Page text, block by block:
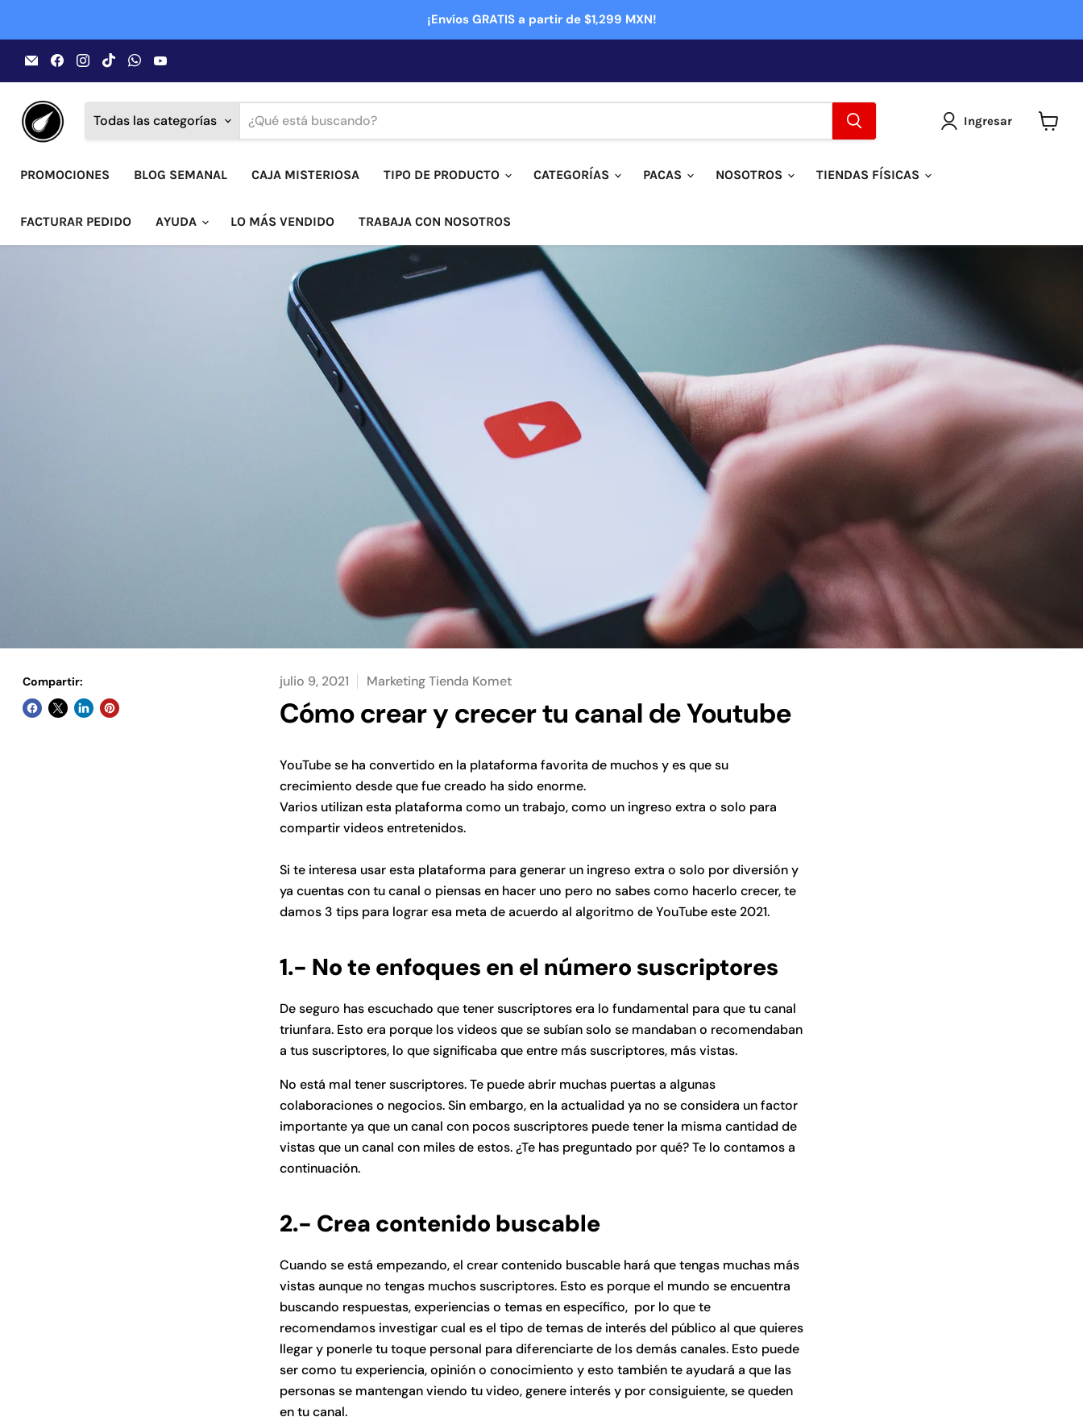
¡Envíos GRATIS a partir de $1,299 MXN!
Encuéntrenos
en
Correo
Encuéntrenos
en
Facebook
Encuéntrenos
en
Instagram
Encuéntrenos
en
TikTok
Encuéntrenos
en
WhatsApp
YouTube
Todas las categorías Ingresar
PROMOCIONES BLOG SEMANAL CAJA MISTERIOSA TIPO DE PRODUCTO CATEGORÍAS PACAS NOSOTROS TIENDAS FÍSICAS
FACTURAR PEDIDO AYUDA LO MÁS VENDIDO TRABAJA CON NOSOTROS
Compartir: julio 9, 2021 Marketing Tienda Komet
Cómo crear y crecer tu canal de Youtube
YouTube se ha convertido en la plataforma favorita de muchos y es que su
crecimiento desde que fue creado ha sido enorme.
Varios utilizan esta plataforma como un trabajo, como un ingreso extra o solo para
compartir videos entretenidos.
Si te interesa usar esta plataforma para generar un ingreso extra o solo por diversión y
ya cuentas con tu canal o piensas en hacer uno pero no sabes como hacerlo crecer, te
damos 3 tips para lograr esa meta de acuerdo al algoritmo de YouTube este 2021.
1.- No te enfoques en el número suscriptores
De seguro has escuchado que tener suscriptores era lo fundamental para que tu canal
triunfara. Esto era porque los videos que se subían solo se mandaban o recomendaban
a tus suscriptores, lo que significaba que entre más suscriptores, más vistas.
No está mal tener suscriptores. Te puede abrir muchas puertas a algunas
colaboraciones o negocios. Sin embargo, en la actualidad ya no se considera un factor
importante ya que un canal con pocos suscriptores puede tener la misma cantidad de
vistas que un canal con miles de estos. ¿Te has preguntado por qué? Te lo contamos a
continuación.
2.- Crea contenido buscable
Cuando se está empezando, el crear contenido buscable hará que tengas muchas más
vistas aunque no tengas muchos suscriptores. Esto es porque el mundo se encuentra
buscando respuestas, experiencias o temas en específico, por lo que te
recomendamos investigar cual es el tipo de temas de interés del público al que quieres
llegar y ponerle tu toque personal para diferenciarte de los demás canales. Esto puede
ser como tu experiencia, opinión o conocimiento y esto también te ayudará a que las
personas se mantengan viendo tu video, genere interés y por consiguiente, se queden
en tu canal.